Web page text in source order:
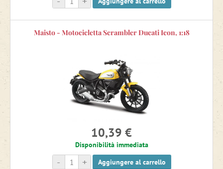
Maisto - Motocicletta Scrambler Ducati Icon, 1:18
10,39 €
Disponibilità immediata
+
- Aggiungere al carrello